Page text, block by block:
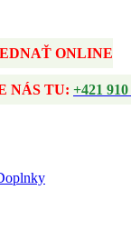
ONLINE
NÁS TU: +421